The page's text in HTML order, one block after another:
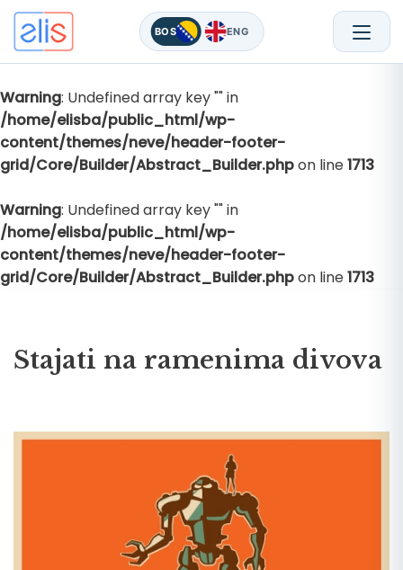
BOS ENG
Skip
to
content
Warning: Undefined array key "" in
/home/elisba/public_html/wp-
content/themes/neve/header-footer-
grid/Core/Builder/Abstract_Builder.phpon line1713
Warning: Undefined array key "" in
/home/elisba/public_html/wp-
content/themes/neve/header-footer-
grid/Core/Builder/Abstract_Builder.phpon line1713
Stajati na ramenima divova